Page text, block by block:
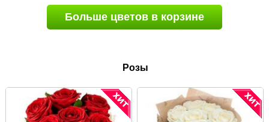
Больше цветов в корзине
Розы